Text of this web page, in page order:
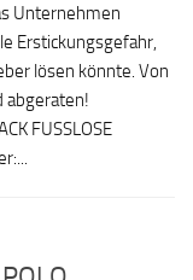
Unternehmen
Erstickungsgefahr,
lösen könnte. Von
abgeraten!
FUSSLOSE